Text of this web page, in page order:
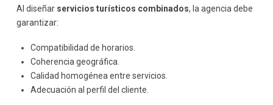
Al diseñar servicios turísticos combinados, la agencia debe
garantizar:
Compatibilidad de horarios.
Coherencia geográfica.
Calidad homogénea entre servicios.
Adecuación al perfil del cliente.